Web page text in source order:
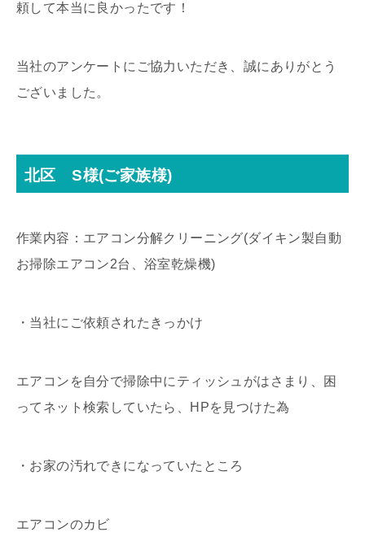
頼して本当に良かったです！
当社のアンケートにご協力いただき、誠にありがとう
ございました。
北区 S様(ご家族様)
作業内容：エアコン分解クリーニング(ダイキン製自動
お掃除エアコン2台、浴室乾燥機)
・当社にご依頼されたきっかけ
エアコンを自分で掃除中にティッシュがはさまり、困
ってネット検索していたら、HPを見つけた為
・お家の汚れできになっていたところ
エアコンのカビ